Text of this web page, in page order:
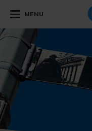
MENU